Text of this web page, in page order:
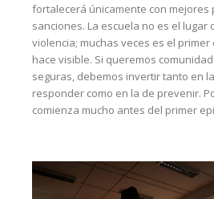
fortalecerá únicamente con mejores
sanciones. La escuela no es el lugar
violencia; muchas veces es el
hace visible. Si queremos
seguras, debemos invertir tanto en
responder como en la de prevenir.
comienza mucho antes del primer